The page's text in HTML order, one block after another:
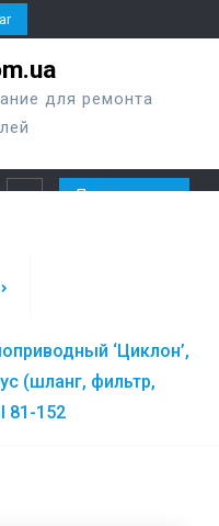
для ремонта
Перезвонить
‘Циклон’,
(шланг, фильтр,
81-152